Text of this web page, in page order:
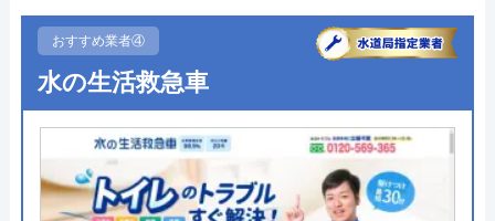
今すぐ電話で相談する
0120-091-026
イースマイルの基本情報
間7:00～24:00
●定休日
●出張見積もり 出張見積もり無料
●支払い方法 現金、銀行振込
●累計実績
お問い合わせ件数約200,000件、ご
訪問件数約120,000件
おすすめ業者④
水の生活救急車